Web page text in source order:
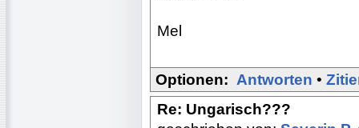
Mel
Optionen: Antworten •
Re: Ungarisch???